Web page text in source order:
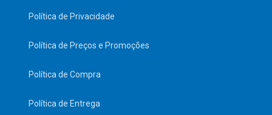
Política de Privacidade
Política de Preços e Promoções
Política de Compra
Política de Entrega